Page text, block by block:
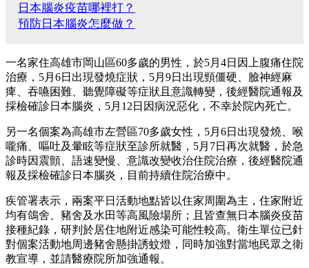
日本腦炎疫苗哪裡打？
預防日本腦炎怎麼做？
一名家住高雄市岡山區60多歲的男性，於5月4日因上腹痛住院
治療，5月6日出現發燒症狀，5月9日出現頸僵硬、臉神經麻
痺、吞嚥困難、聽覺障礙等症狀且意識轉變，後經醫院通報及
採檢確診日本腦炎，5月12日因病況惡化，不幸於院內死亡。
另一名個案為高雄市左營區70多歲女性，5月6日出現發燒、喉
嚨痛、嘔吐及暈眩等症狀至診所就醫，5月7日再次就醫，於急
診時因震顫、語速變慢、意識改變收治住院治療，後經醫院通
報及採檢確診日本腦炎，目前持續住院治療中。
疾管署表示，兩案平日活動地點皆以住家周圍為主，住家附近
均有鴿舍、豬舍及水田等高風險場所；且皆查無日本腦炎疫苗
接種紀錄，研判於居住地附近感染可能性較高。衛生單位已針
對個案活動地周邊豬舍懸掛誘蚊燈，同時加強對當地民眾之衛
教宣導，並請醫療院所加強通報。